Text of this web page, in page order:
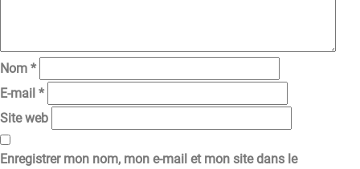
Nom *
E-mail *
Site web
Enregistrer mon nom, mon e-mail et mon site dans le